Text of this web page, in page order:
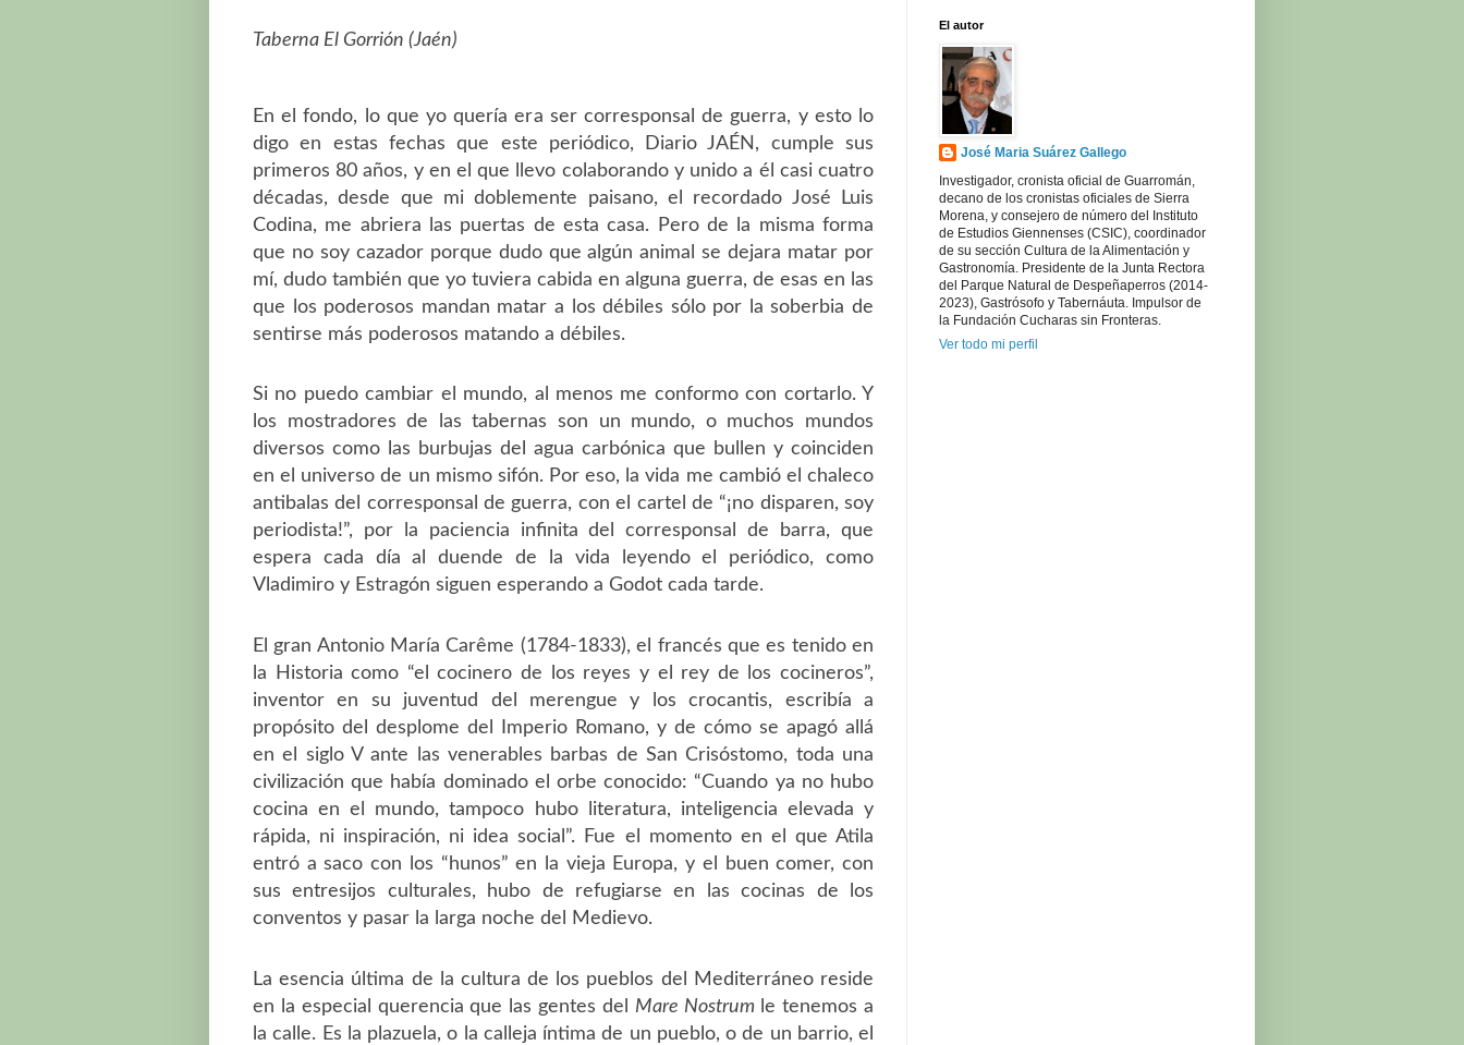
Taberna El Gorrión (Jaén)
En el fondo, lo que yo quería era ser corresponsal de guerra, y esto lo
digo en estas fechas que este periódico, Diario JAÉN, cumple sus
primeros 80 años, y en el que llevo colaborando y unido a él casi cuatro
décadas, desde que mi doblemente paisano, el recordado José Luis
Codina, me abriera las puertas de esta casa. Pero de la misma forma
que no soy cazador porque dudo que algún animal se dejara matar por
mí, dudo también que yo tuviera cabida en alguna guerra, de esas en las
que los poderosos mandan matar a los débiles sólo por la soberbia de
sentirse más poderosos matando a débiles.
Si no puedo cambiar el mundo, al menos me conformo con cortarlo. Y
los mostradores de las tabernas son un mundo, o muchos mundos
diversos como las burbujas del agua carbónica que bullen y coinciden
en el universo de un mismo sifón. Por eso, la vida me cambió el chaleco
antibalas del corresponsal de guerra, con el cartel de “¡no disparen, soy
periodista!”, por la paciencia infinita del corresponsal de barra, que
espera cada día al duende de la vida leyendo el periódico, como
Vladimiro y Estragón siguen esperando a Godot cada tarde.
El gran Antonio María Carême (1784-1833), el francés que es tenido en
la Historia como “el cocinero de los reyes y el rey de los cocineros”,
inventor en su juventud del merengue y los crocantis, escribía a
propósito del desplome del Imperio Romano, y de cómo se apagó allá
en el siglo V ante las venerables barbas de San Crisóstomo, toda una
civilización que había dominado el orbe conocido: “Cuando ya no hubo
cocina en el mundo, tampoco hubo literatura, inteligencia elevada y
rápida, ni inspiración, ni idea social”. Fue el momento en el que Atila
entró a saco con los “hunos” en la vieja Europa, y el buen comer, con
sus entresijos culturales, hubo de refugiarse en las cocinas de los
conventos y pasar la larga noche del Medievo.
La esencia última de la cultura de los pueblos del Mediterráneo reside
en la especial querencia que las gentes del Mare Nostrum le tenemos a
la calle. Es la plazuela, o la calleja íntima de un pueblo, o de un barrio, el
El autor
José Maria Suárez Gallego
Investigador, cronista oficial de Guarromán,
decano de los cronistas oficiales de Sierra
Morena, y consejero de número del Instituto
de Estudios Giennenses (CSIC), coordinador
de su sección Cultura de la Alimentación y
Gastronomía. Presidente de la Junta Rectora
del Parque Natural de Despeñaperros (2014-
2023), Gastrósofo y Tabernáuta. Impulsor de
la Fundación Cucharas sin Fronteras.
Ver todo mi perfil